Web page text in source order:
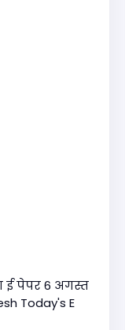
पेपर 6 अगस्त
Today's E